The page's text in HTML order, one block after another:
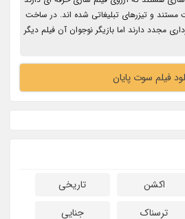
و تیزرهای تبلیغاتی شده اند. در ساخت
مجدد دارند اما بازیگر نوجوان آن فیلم دیگر
فیلم سوت پایان
اکشن
تاریخی
ترسناک
جنایی